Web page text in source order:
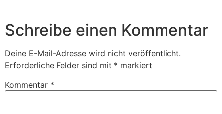
Schreibe einen Kommentar
Deine E-Mail-Adresse wird nicht veröffentlicht.
Erforderliche Felder sind mit * markiert
Kommentar *